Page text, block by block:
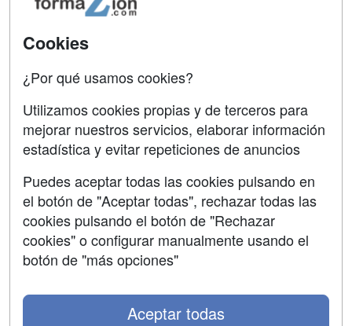
Acceso Usuarios
Acceso Centros
Contactar
Confidencialidad
Copyleft
SÍGUENOS EN:
Cookies
¿Por qué usamos cookies?
Utilizamos cookies propias y de terceros para
mejorar nuestros servicios, elaborar información
estadística y evitar repeticiones de anuncios
Puedes aceptar todas las cookies pulsando en
el botón de "Aceptar todas", rechazar todas las
cookies pulsando el botón de "Rechazar
cookies" o configurar manualmente usando el
botón de "más opciones"
Aceptar todas